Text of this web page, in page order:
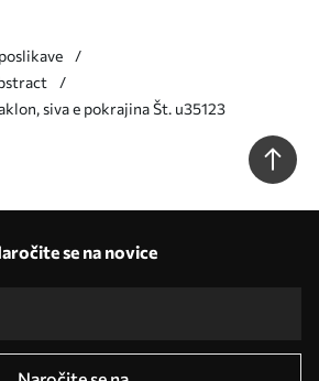
siva e pokrajina Št. u35123
se na novice